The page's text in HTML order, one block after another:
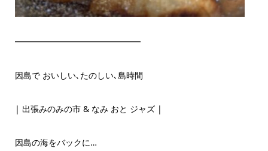
━━━━━━━━━━━━━━━
因島で おいしい､たのしい､島時間
| 出張みのみの市 & なみ おと ジャズ |
因島の海をバックに…